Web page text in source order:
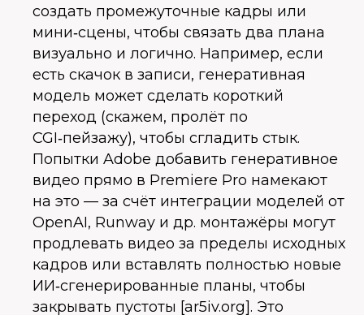
создать промежуточные кадры или
мини‑сцены, чтобы связать два плана
визуально и логично. Например, если
есть скачок в записи, генеративная
модель может сделать короткий
переход (скажем, пролёт по
CGI‑пейзажу), чтобы сгладить стык.
Попытки Adobe добавить генеративное
видео прямо в Premiere Pro намекают
на это — за счёт интеграции моделей от
OpenAI, Runway и др. монтажёры могут
продлевать видео за пределы исходных
кадров или вставлять полностью новые
ИИ‑сгенерированные планы, чтобы
закрывать пустоты [ar5iv.org]. Это